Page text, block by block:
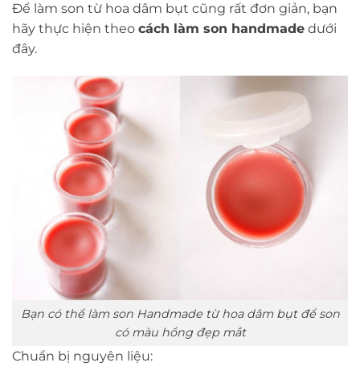
Để làm son từ hoa dâm bụt cũng rất đơn giản, bạn
hãy thực hiện theo cách làm son handmade dưới
đây.
Bạn có thể làm son Handmade từ hoa dâm bụt để son
có màu hồng đẹp mắt
Chuẩn bị nguyên liệu: